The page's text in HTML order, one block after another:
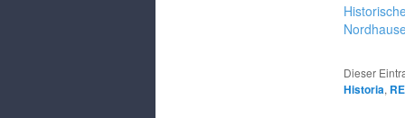
Dieser
Historia,